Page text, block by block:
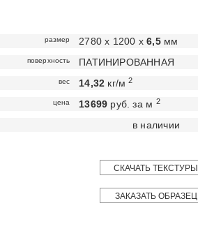
размер 2780 х 1200 х6,5мм
поверхность ПАТИНИРОВАННАЯ
вес 14,32 кг/м2
цена 13699 руб. за м 2
в наличии
СКАЧАТЬ ТЕКСТУРЫ
ЗАКАЗАТЬ ОБРАЗЕЦ